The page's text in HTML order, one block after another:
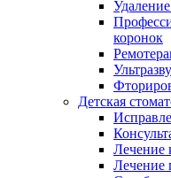
коронок
Детская
Лечение
Лечение